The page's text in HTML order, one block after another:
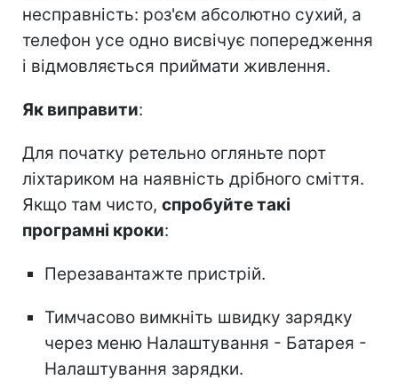
несправність: роз'єм абсолютно сухий, а
телефон усе одно висвічує попередження
і відмовляється приймати живлення.
Як виправити:
Для початку ретельно огляньте порт
ліхтариком на наявність дрібного сміття.
Якщо там чисто, спробуйте такі
програмні кроки:
Перезавантажте пристрій.
Тимчасово вимкніть швидку зарядку
через меню Налаштування - Батарея -
Налаштування зарядки.